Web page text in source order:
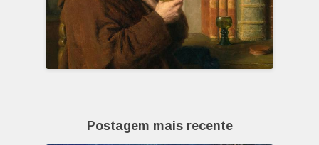
Postagem mais recente